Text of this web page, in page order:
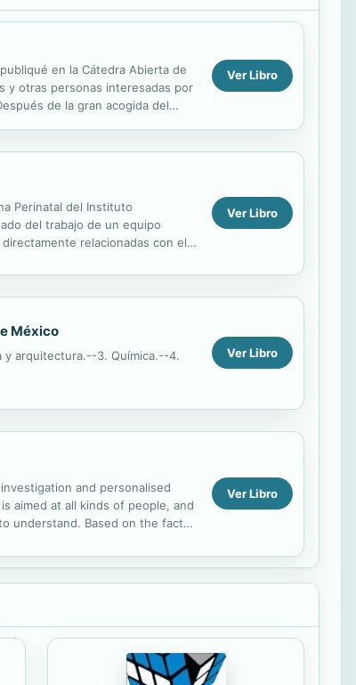
en la Cátedra Abierta de
y otras personas interesadas por
de la gran acogida del
Ver Libro
Perinatal del Instituto
del trabajo de un equipo
relacionadas con el
Ver Libro
México
y arquitectura.--3. Química.--4.
Ver Libro
and personalised
aimed at all kinds of people, and
understand. Based on the fact
Ver Libro